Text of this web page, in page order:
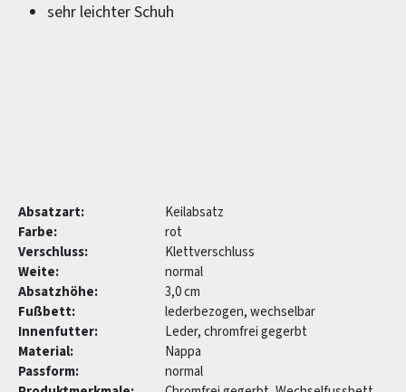
sehr leichter Schuh
Absatzart:
Keilabsatz
Farbe:
rot
Verschluss:
Klettverschluss
Weite:
normal
Absatzhöhe:
3,0 cm
Fußbett:
lederbezogen, wechselbar
Innenfutter:
Leder, chromfrei gegerbt
Material:
Nappa
Passform:
normal